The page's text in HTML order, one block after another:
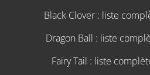
Black Clover : liste
Dragon Ball : liste
Fairy Tail : liste